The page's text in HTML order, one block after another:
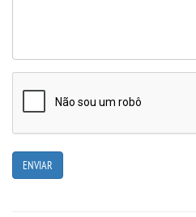
MANUAIS